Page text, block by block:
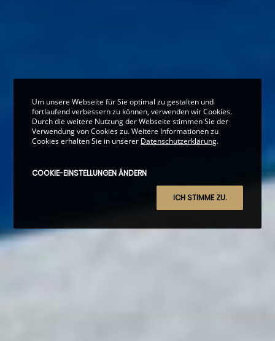
Um unsere Webseite für Sie optimal zu gestalten und
fortlaufend verbessern zu können, verwenden wir Cookies.
Durch die weitere Nutzung der Webseite stimmen Sie der
Verwendung von Cookies zu. Weitere Informationen zu
Cookies erhalten Sie in unserer Datenschutzerklärung.
COOKIE-EINSTELLUNGEN ÄNDERN
ICH STIMME ZU.